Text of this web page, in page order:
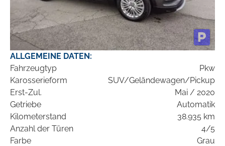
ALLGEMEINE DATEN:
Fahrzeugtyp
Pkw
Karosserieform
SUV/Geländewagen/Pickup
Erst-Zul.
Mai / 2020
Getriebe
Automatik
Kilometerstand
38.935 km
Anzahl der Türen
4/5
Farbe
Grau